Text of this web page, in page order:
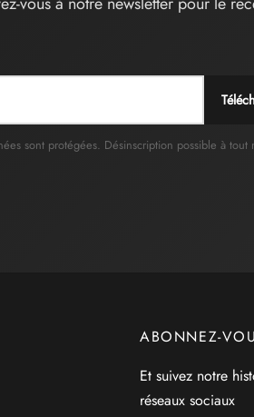
sont protégées. Désinscription possible à tout
ABONNEZ-
Et suivez notre
réseaux sociaux